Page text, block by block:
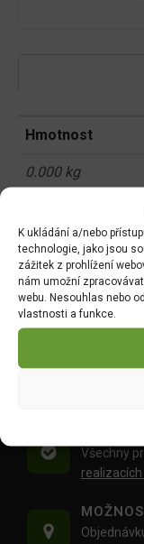
K ukládání a/nebo
technologie, jako jsou
zážitek z prohlížení
nám umožní
webu. Nesouhlas nebo
vlastnosti a funkce.
Hmotnost
0.000 kg
Související
Doprava
Všechny